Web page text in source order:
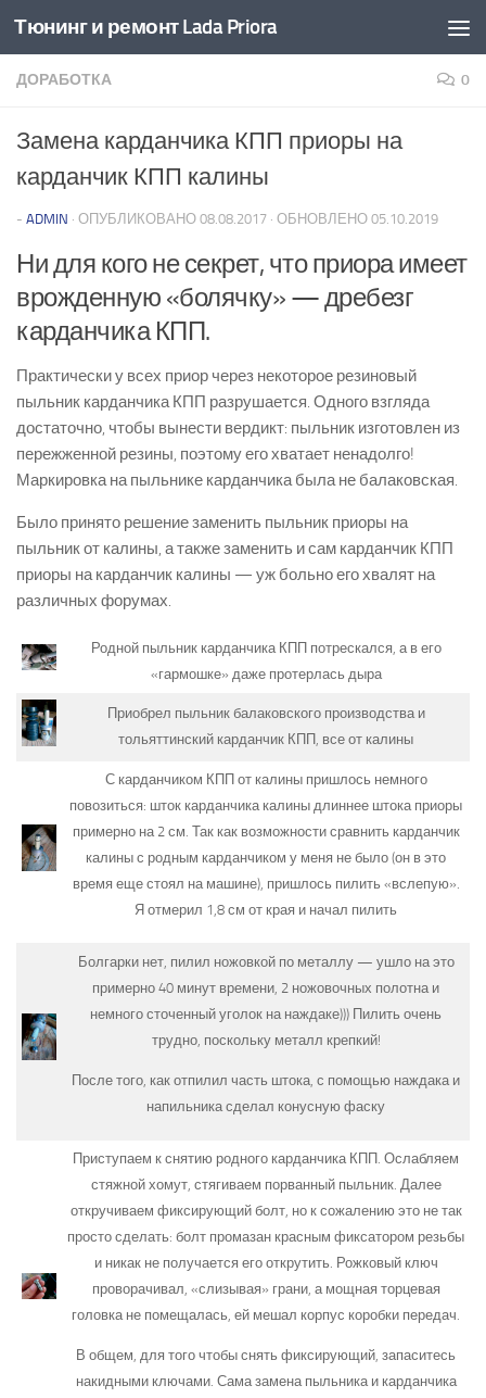
Перейти к содержимому
Тюнинг и ремонт Lada Priora
ДОРАБОТКА 0
Замена карданчика КПП приоры на
карданчик КПП калины
- ADMIN · ОПУБЛИКОВАНО 08.08.2017 · ОБНОВЛЕНО 05.10.2019
Ни для кого не секрет, что приора имеет
врожденную «болячку» — дребезг
карданчика КПП.
Практически у всех приор через некоторое резиновый
пыльник карданчика КПП разрушается. Одного взгляда
достаточно, чтобы вынести вердикт: пыльник изготовлен из
пережженной резины, поэтому его хватает ненадолго!
Маркировка на пыльнике карданчика была не балаковская.
Было принято решение заменить пыльник приоры на
пыльник от калины, а также заменить и сам карданчик КПП
приоры на карданчик калины — уж больно его хвалят на
различных форумах.
Родной пыльник карданчика КПП потрескался, а в его
«гармошке» даже протерлась дыра
Приобрел пыльник балаковского производства и
тольяттинский карданчик КПП, все от калины
С карданчиком КПП от калины пришлось немного
повозиться: шток карданчика калины длиннее штока приоры
примерно на 2 см. Так как возможности сравнить карданчик
калины с родным карданчиком у меня не было (он в это
время еще стоял на машине), пришлось пилить «вслепую».
Я отмерил 1,8 см от края и начал пилить
Болгарки нет, пилил ножовкой по металлу — ушло на это
примерно 40 минут времени, 2 ножовочных полотна и
немного сточенный уголок на наждаке))) Пилить очень
трудно, поскольку металл крепкий!
После того, как отпилил часть штока, с помощью наждака и
напильника сделал конусную фаску
Приступаем к снятию родного карданчика КПП. Ослабляем
стяжной хомут, стягиваем порванный пыльник. Далее
откручиваем фиксирующий болт, но к сожалению это не так
просто сделать: болт промазан красным фиксатором резьбы
и никак не получается его открутить. Рожковый ключ
проворачивал, «слизывая» грани, а мощная торцевая
головка не помещалась, ей мешал корпус коробки передач.
В общем, для того чтобы снять фиксирующий, запаситесь
накидными ключами. Сама замена пыльника и карданчика